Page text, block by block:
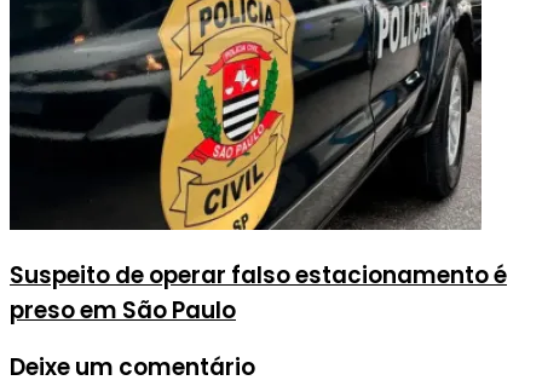
Suspeito de operar falso estacionamento é
preso em São Paulo
Deixe um comentário